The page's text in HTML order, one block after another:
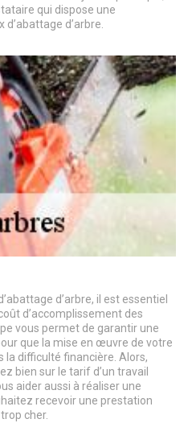
qui dispose une
d’arbre.
d’arbre, il est essentiel
d’accomplissement des
vous permet de garantir une
que la mise en œuvre de votre
la difficulté financière. Alors,
bien sur le tarif d’un travail
aider aussi à réaliser une
recevoir une prestation
cher.